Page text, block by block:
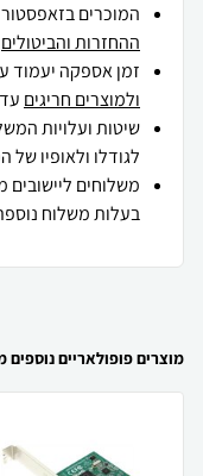
המוכרים בזאפסטור
ההחזרות והביטולים
זמן אספקה יעמוד על מקס' 7 ימי
ולמוצרים חריגים עד 21 ימי עסקים .
שיטות ועלויות
לגודלו ולאופיו של
משלוחים ליישובים
בעלות משלוח
מוצרים פופולאריים נוספים